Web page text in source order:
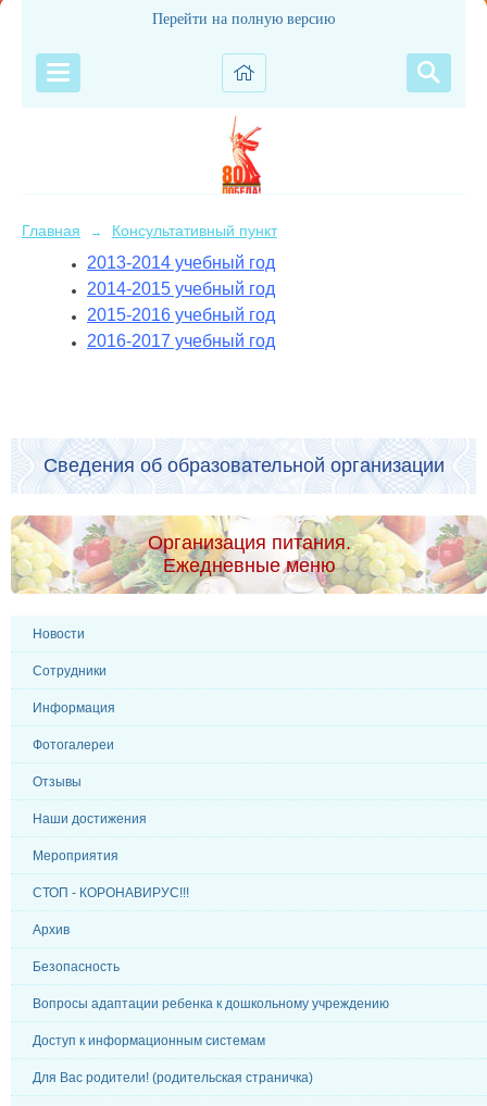
Перейти на полную версию
Главная → Консультативный пункт
2013-2014 учебный год
2014-2015 учебный год
2015-2016 учебный год
2016-2017 учебный год
Сведения об образовательной организации
Организация питания.
Ежедневные меню
Новости
Сотрудники
Информация
Фотогалереи
Отзывы
Наши достижения
Мероприятия
СТОП - КОРОНАВИРУС!!!
Архив
Безопасность
Вопросы адаптации ребенка к дошкольному учреждению
Доступ к информационным системам
Для Вас родители! (родительская страничка)